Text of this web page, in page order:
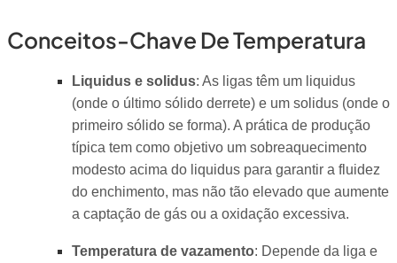
Conceitos-Chave De Temperatura
Liquidus e solidus: As ligas têm um liquidus
(onde o último sólido derrete) e um solidus (onde o
primeiro sólido se forma). A prática de produção
típica tem como objetivo um sobreaquecimento
modesto acima do liquidus para garantir a fluidez
do enchimento, mas não tão elevado que aumente
a captação de gás ou a oxidação excessiva.
Temperatura de vazamento: Depende da liga e